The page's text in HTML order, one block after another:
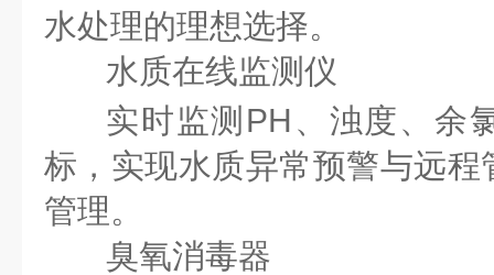
水处理的理想选择。
水质在线监测仪
实时监测PH、浊度、余
标，实现水质异常预警与远
管理。
臭氧消毒器